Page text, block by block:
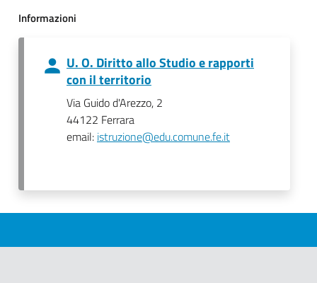
Informazioni
U. O. Diritto allo Studio e rapporti
con il territorio
Via Guido d'Arezzo, 2
44122 Ferrara
email: istruzione@edu.comune.fe.it